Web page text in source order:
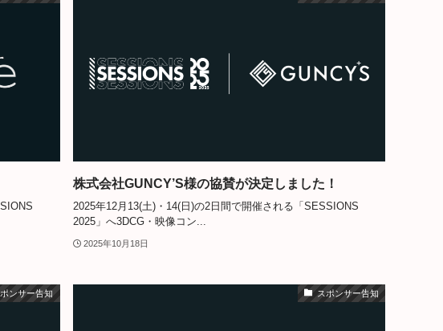
株式会社GUNCY’S様の協賛が決定しました！
2025年12月13(土)・14(日)の2日間で開催される「SESSIONS
2025」へ3DCG・映像コン...
2025年10月18日
ンサー告知 スポンサー告知